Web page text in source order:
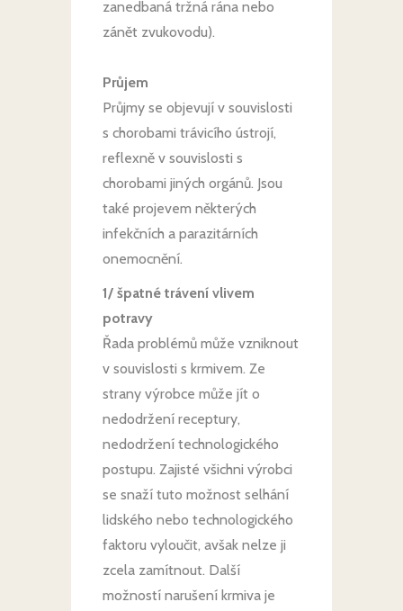
zanedbaná tržná rána nebo
zánět zvukovodu).
Průjem
Průjmy se objevují v souvislosti
s chorobami trávicího ústrojí,
reflexně v souvislosti s
chorobami jiných orgánů. Jsou
také projevem některých
infekčních a parazitárních
onemocnění.
1/ špatné trávení vlivem
potravy
Řada problémů může vzniknout
v souvislosti s krmivem. Ze
strany výrobce může jít o
nedodržení receptury,
nedodržení technologického
postupu. Zajisté všichni výrobci
se snaží tuto možnost selhání
lidského nebo technologického
faktoru vyloučit, avšak nelze ji
zcela zamítnout. Další
možností narušení krmiva je